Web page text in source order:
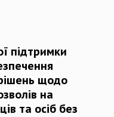
підтримки
щодо
на
та осіб без